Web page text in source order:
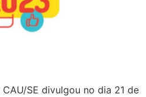
SE divulgou no dia 21 de